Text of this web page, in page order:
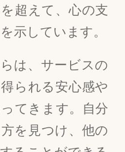
超えて、心の支
示しています。
は、サービスの
られる安心感や
てきます。自分
を見つけ、他の